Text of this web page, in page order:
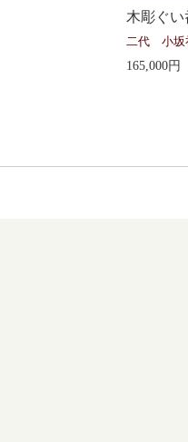
木彫ぐい
二代 小坂
165,000円